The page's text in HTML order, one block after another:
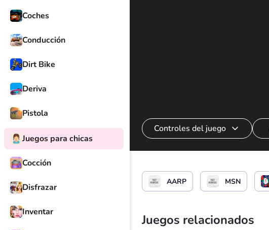
Coches
Conducción
Dirt Bike
Deriva
Pistola
Juegos para chicas
Cocción
Disfrazar
Inventar
Controles del juego
Elige un icono
AARP MSN
Juegos relacionados